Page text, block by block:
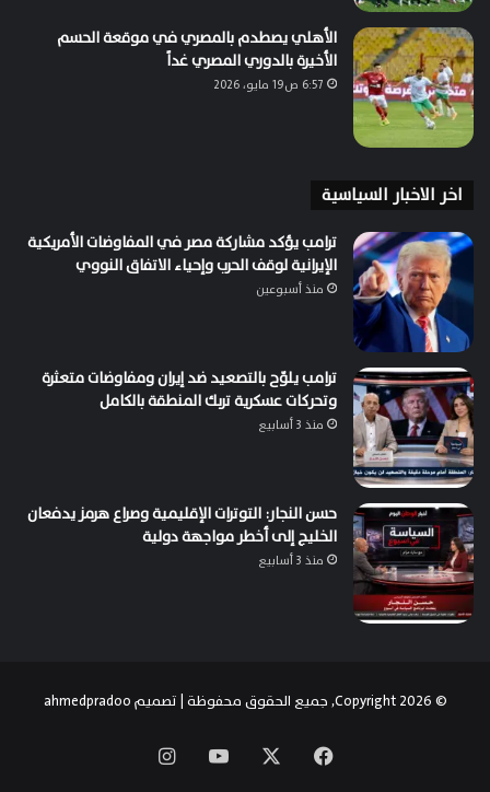
الأهلي يصطدم بالمصري في موقعة الحسم
الأخيرة بالدوري المصري غداً
6:57 ص19 مايو، 2026
اخر الاخبار السياسية
ترامب يؤكد مشاركة مصر في المفاوضات الأمريكية
الإيرانية لوقف الحرب وإحياء الاتفاق النووي
منذ أسبوعين
ترامب يلوّح بالتصعيد ضد إيران ومفاوضات متعثرة
وتحركات عسكرية تربك المنطقة بالكامل
منذ 3 أسابيع
حسن النجار: التوترات الإقليمية وصراع هرمز يدفعان
الخليج إلى أخطر مواجهة دولية
منذ 3 أسابيع
© Copyright 2026, جميع الحقوق محفوظة | تصميم ahmedpradoo
فيسبوك ‫YouTube